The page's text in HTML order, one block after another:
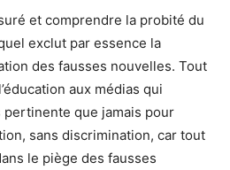
et comprendre la probité du
exclut par essence la
des fausses nouvelles. Tout
aux médias qui
pertinente que jamais pour
sans discrimination, car tout
le piège des fausses